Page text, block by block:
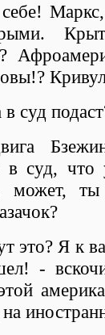
суд
в суд, что
может,
это? Я к
-
на